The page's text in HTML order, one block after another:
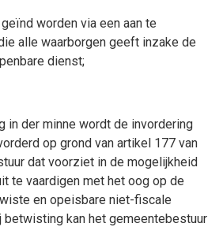
worden via een aan te
alle waarborgen geeft inzake de
dienst;
in der minne wordt de invordering
op grond van artikel 177 van
dat voorziet in de mogelijkheid
te vaardigen met het oog op de
en opeisbare niet-fiscale
betwisting kan het gemeentebestuur